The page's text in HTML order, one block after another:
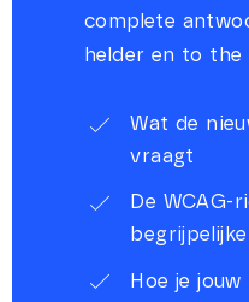
complete
helder en to the
Wat de
vraagt
De WCAG-
begrijpelijke
Hoe je